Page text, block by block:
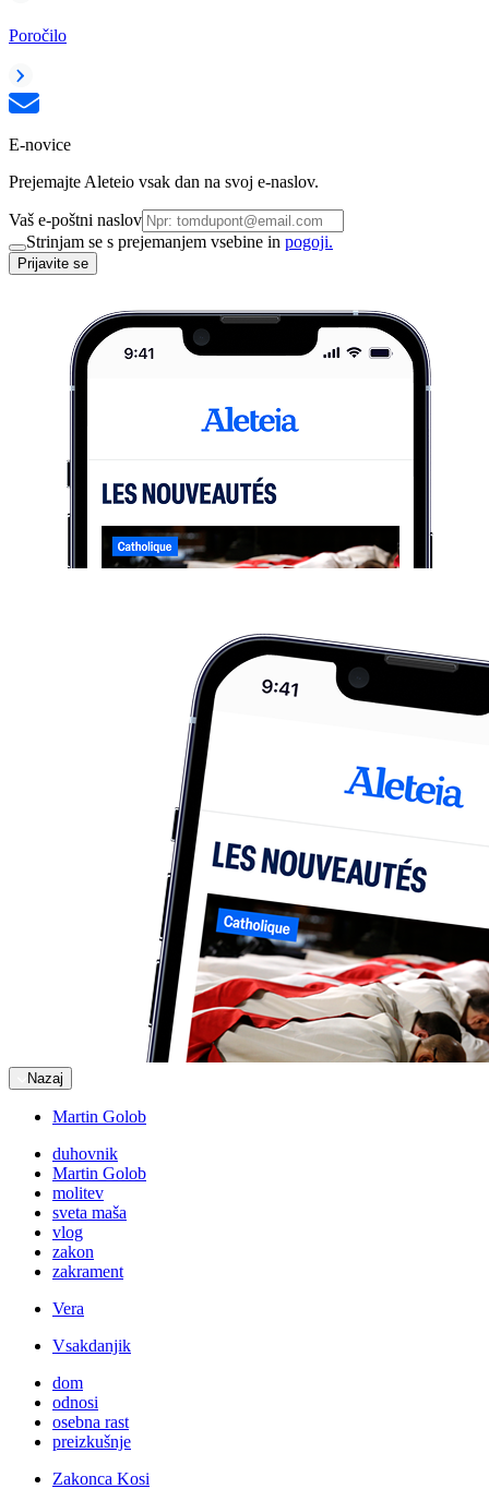
Poročilo
E-novice
Prejemajte Aleteio vsak dan na svoj e-naslov.
Vaš e-poštni naslov
Strinjam se s prejemanjem vsebine in pogoji.
Prijavite se
Nazaj
Martin Golob
duhovnik
Martin Golob
molitev
sveta maša
vlog
zakon
zakrament
Vera
Vsakdanjik
dom
odnosi
osebna rast
preizkušnje
Zakonca Kosi